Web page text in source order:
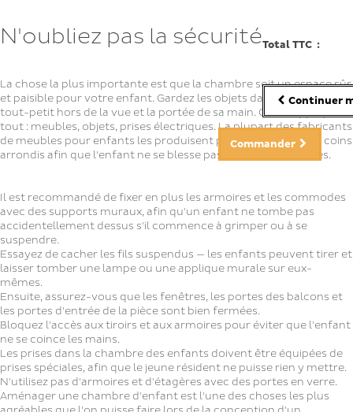
Total TTC :
Continuer
Commander
N'oubliez pas la sécurité
La chose la plus importante est que la chambre soit un espace sûr
et paisible pour votre enfant. Gardez les objets dangereux pour un
tout-petit hors de la vue et la portée de sa main. Cela s'applique à
tout : meubles, objets, prises électriques. La plupart des fabricants
de meubles pour enfants les produisent par défaut avec des coins
arrondis afin que l'enfant ne se blesse pas sur des arêtes vives.
Il est recommandé de fixer en plus les armoires et les commodes
avec des supports muraux, afin qu'un enfant ne tombe pas
accidentellement dessus s'il commence à grimper ou à se
suspendre.
Essayez de cacher les fils suspendus — les enfants peuvent tirer et
laisser tomber une lampe ou une applique murale sur eux-
mêmes.
Ensuite, assurez-vous que les fenêtres, les portes des balcons et
les portes d'entrée de la pièce sont bien fermées.
Bloquez l'accès aux tiroirs et aux armoires pour éviter que l'enfant
ne se coince les mains.
Les prises dans la chambre des enfants doivent être équipées de
prises spéciales, afin que le jeune résident ne puisse rien y mettre.
N'utilisez pas d'armoires et d'étagères avec des portes en verre.
Aménager une chambre d'enfant est l'une des choses les plus